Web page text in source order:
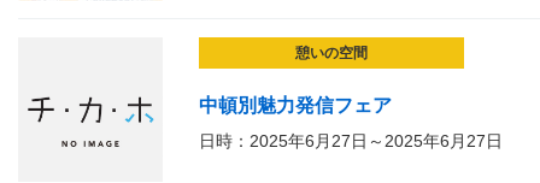
憩いの空間
中頓別魅力発信フェア
日時：2025年6月27日～2025年6月27日